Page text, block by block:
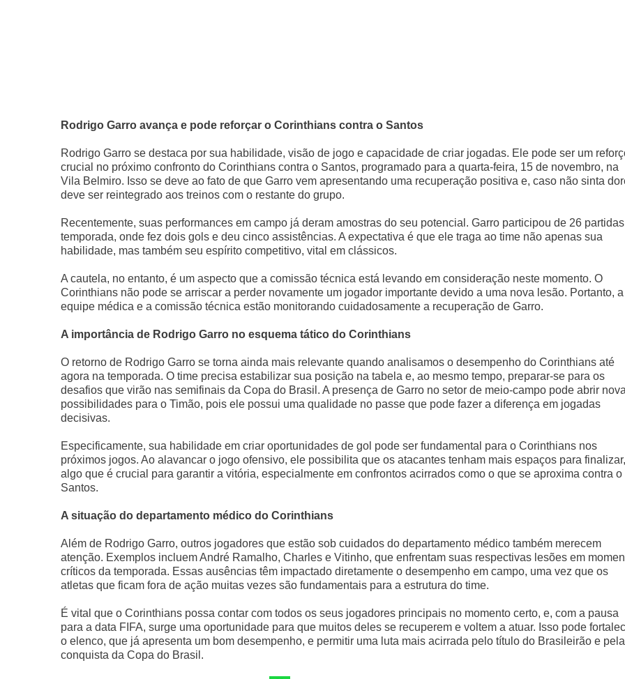
Rodrigo Garro avança e pode reforçar o Corinthians contra o Santos
Rodrigo Garro se destaca por sua habilidade, visão de jogo e capacidade de criar jogadas. Ele pode ser um
crucial no próximo confronto do Corinthians contra o Santos, programado para a quarta-feira, 15 de novembro, na
Vila Belmiro. Isso se deve ao fato de que Garro vem apresentando uma recuperação positiva e, caso não sinta
deve ser reintegrado aos treinos com o restante do grupo.
Recentemente, suas performances em campo já deram amostras do seu potencial. Garro participou de 26
temporada, onde fez dois gols e deu cinco assistências. A expectativa é que ele traga ao time não apenas sua
habilidade, mas também seu espírito competitivo, vital em clássicos.
A cautela, no entanto, é um aspecto que a comissão técnica está levando em consideração neste momento. O
Corinthians não pode se arriscar a perder novamente um jogador importante devido a uma nova lesão. Portanto, a
equipe médica e a comissão técnica estão monitorando cuidadosamente a recuperação de Garro.
A importância de Rodrigo Garro no esquema tático do Corinthians
O retorno de Rodrigo Garro se torna ainda mais relevante quando analisamos o desempenho do Corinthians até
agora na temporada. O time precisa estabilizar sua posição na tabela e, ao mesmo tempo, preparar-se para os
desafios que virão nas semifinais da Copa do Brasil. A presença de Garro no setor de meio-campo pode abrir
possibilidades para o Timão, pois ele possui uma qualidade no passe que pode fazer a diferença em jogadas
decisivas.
Especificamente, sua habilidade em criar oportunidades de gol pode ser fundamental para o Corinthians nos
próximos jogos. Ao alavancar o jogo ofensivo, ele possibilita que os atacantes tenham mais espaços para finalizar,
algo que é crucial para garantir a vitória, especialmente em confrontos acirrados como o que se aproxima contra o
Santos.
A situação do departamento médico do Corinthians
Além de Rodrigo Garro, outros jogadores que estão sob cuidados do departamento médico também merecem
atenção. Exemplos incluem André Ramalho, Charles e Vitinho, que enfrentam suas respectivas lesões em
críticos da temporada. Essas ausências têm impactado diretamente o desempenho em campo, uma vez que os
atletas que ficam fora de ação muitas vezes são fundamentais para a estrutura do time.
É vital que o Corinthians possa contar com todos os seus jogadores principais no momento certo, e, com a pausa
para a data FIFA, surge uma oportunidade para que muitos deles se recuperem e voltem a atuar. Isso pode
o elenco, que já apresenta um bom desempenho, e permitir uma luta mais acirrada pelo título do Brasileirão e pela
conquista da Copa do Brasil.